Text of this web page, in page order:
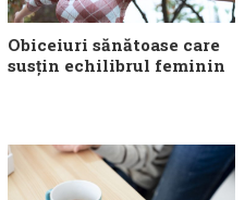
Obiceiuri sănătoase care
susțin echilibrul feminin